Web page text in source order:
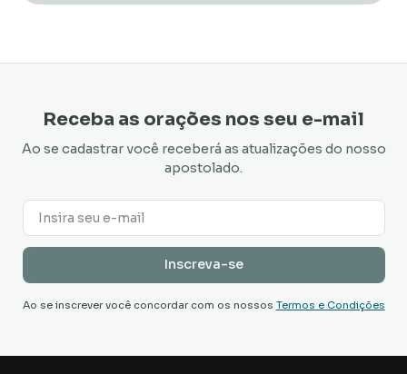
Receba as orações nos seu e-mail
Ao se cadastrar você receberá as atualizações do nosso
apostolado.
Ao se inscrever você concordar com os nossos Termos e Condições